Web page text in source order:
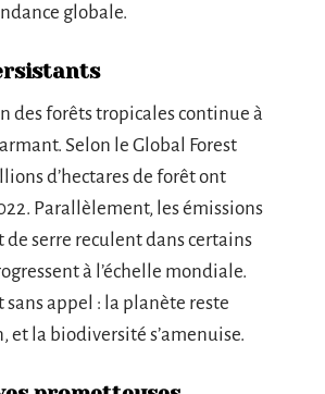
globale.
des forêts tropicales continue à
Selon le Global Forest
d’hectares de forêt ont
Parallèlement, les émissions
de serre reculent dans certains
à l’échelle mondiale.
sans appel : la planète reste
et la biodiversité s’amenuise.